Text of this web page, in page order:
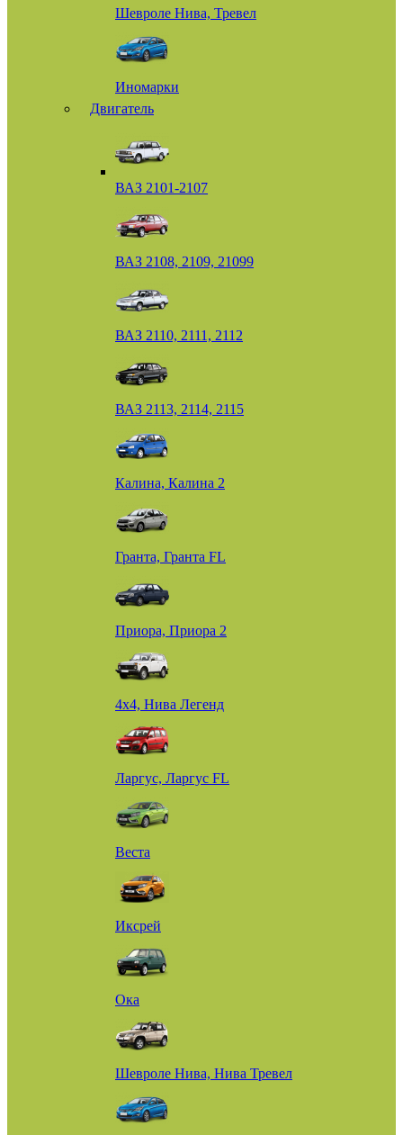
Шевроле Нива, Тревел
Иномарки
Двигатель
ВАЗ 2101-2107
ВАЗ 2108, 2109, 21099
ВАЗ 2110, 2111, 2112
ВАЗ 2113, 2114, 2115
Калина, Калина 2
Гранта, Гранта FL
Приора, Приора 2
4х4, Нива Легенд
Ларгус, Ларгус FL
Веста
Иксрей
Ока
Шевроле Нива, Нива Тревел